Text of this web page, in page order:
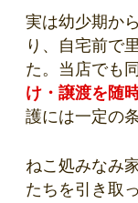
実は幼少期か
り、自宅前で
た。当店でも
け・譲渡を随
護には一定の
ねこ処みなみ
たちを引き取